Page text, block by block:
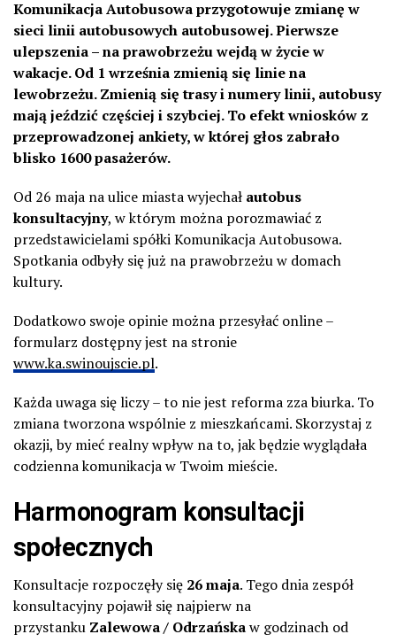
Komunikacja Autobusowa przygotowuje zmianę w
sieci linii autobusowych autobusowej. Pierwsze
ulepszenia – na prawobrzeżu wejdą w życie w
wakacje. Od 1 września zmienią się linie na
lewobrzeżu. Zmienią się trasy i numery linii, autobusy
mają jeździć częściej i szybciej. To efekt wniosków z
przeprowadzonej ankiety, w której głos zabrało
blisko 1600 pasażerów.
Od 26 maja na ulice miasta wyjechał autobus
konsultacyjny, w którym można porozmawiać z
przedstawicielami spółki Komunikacja Autobusowa.
Spotkania odbyły się już na prawobrzeżu w domach
kultury.
Dodatkowo swoje opinie można przesyłać online –
formularz dostępny jest na stronie
www.ka.swinoujscie.pl.
Każda uwaga się liczy – to nie jest reforma zza biurka. To
zmiana tworzona wspólnie z mieszkańcami. Skorzystaj z
okazji, by mieć realny wpływ na to, jak będzie wyglądała
codzienna komunikacja w Twoim mieście.
Harmonogram konsultacji
społecznych
Konsultacje rozpoczęły się 26 maja. Tego dnia zespół
konsultacyjny pojawił się najpierw na
przystanku Zalewowa / Odrzańskaw godzinach od